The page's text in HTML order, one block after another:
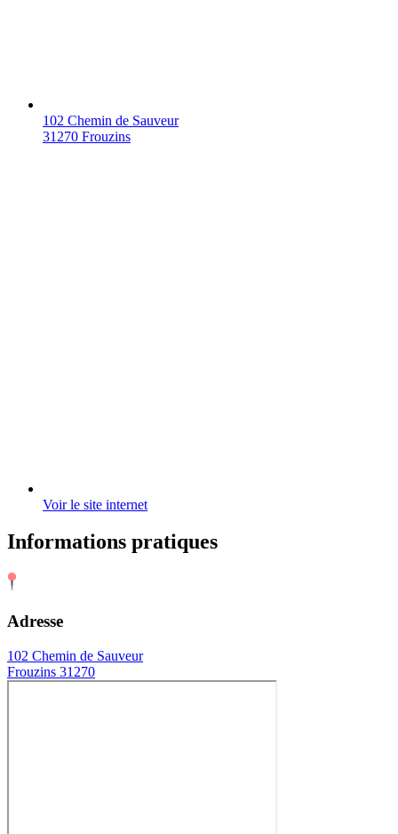
102 Chemin de Sauveur
31270 Frouzins
Voir le site internet
Informations pratiques
Adresse
102 Chemin de Sauveur
Frouzins 31270